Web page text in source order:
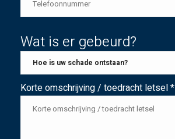
Wat is er gebeurd?
Korte omschrijving / toedracht letsel *